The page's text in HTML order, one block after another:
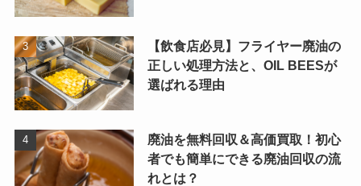
【飲食店必見】フライヤー廃油の
正しい処理方法と、OIL BEESが
選ばれる理由
廃油を無料回収＆高価買取！初心
者でも簡単にできる廃油回収の流
れとは？